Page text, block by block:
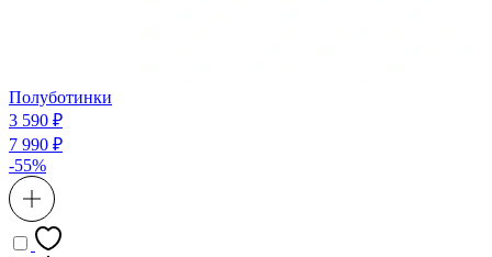
Полуботинки
3 590 ₽
7 990 ₽
-55%